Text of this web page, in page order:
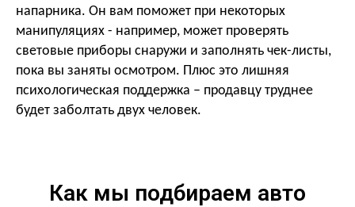
напарника. Он вам поможет при некоторых
манипуляциях - например, может проверять
световые приборы снаружи и заполнять чек-листы,
пока вы заняты осмотром. Плюс это лишняя
психологическая поддержка – продавцу труднее
будет заболтать двух человек.
Как мы подбираем авто